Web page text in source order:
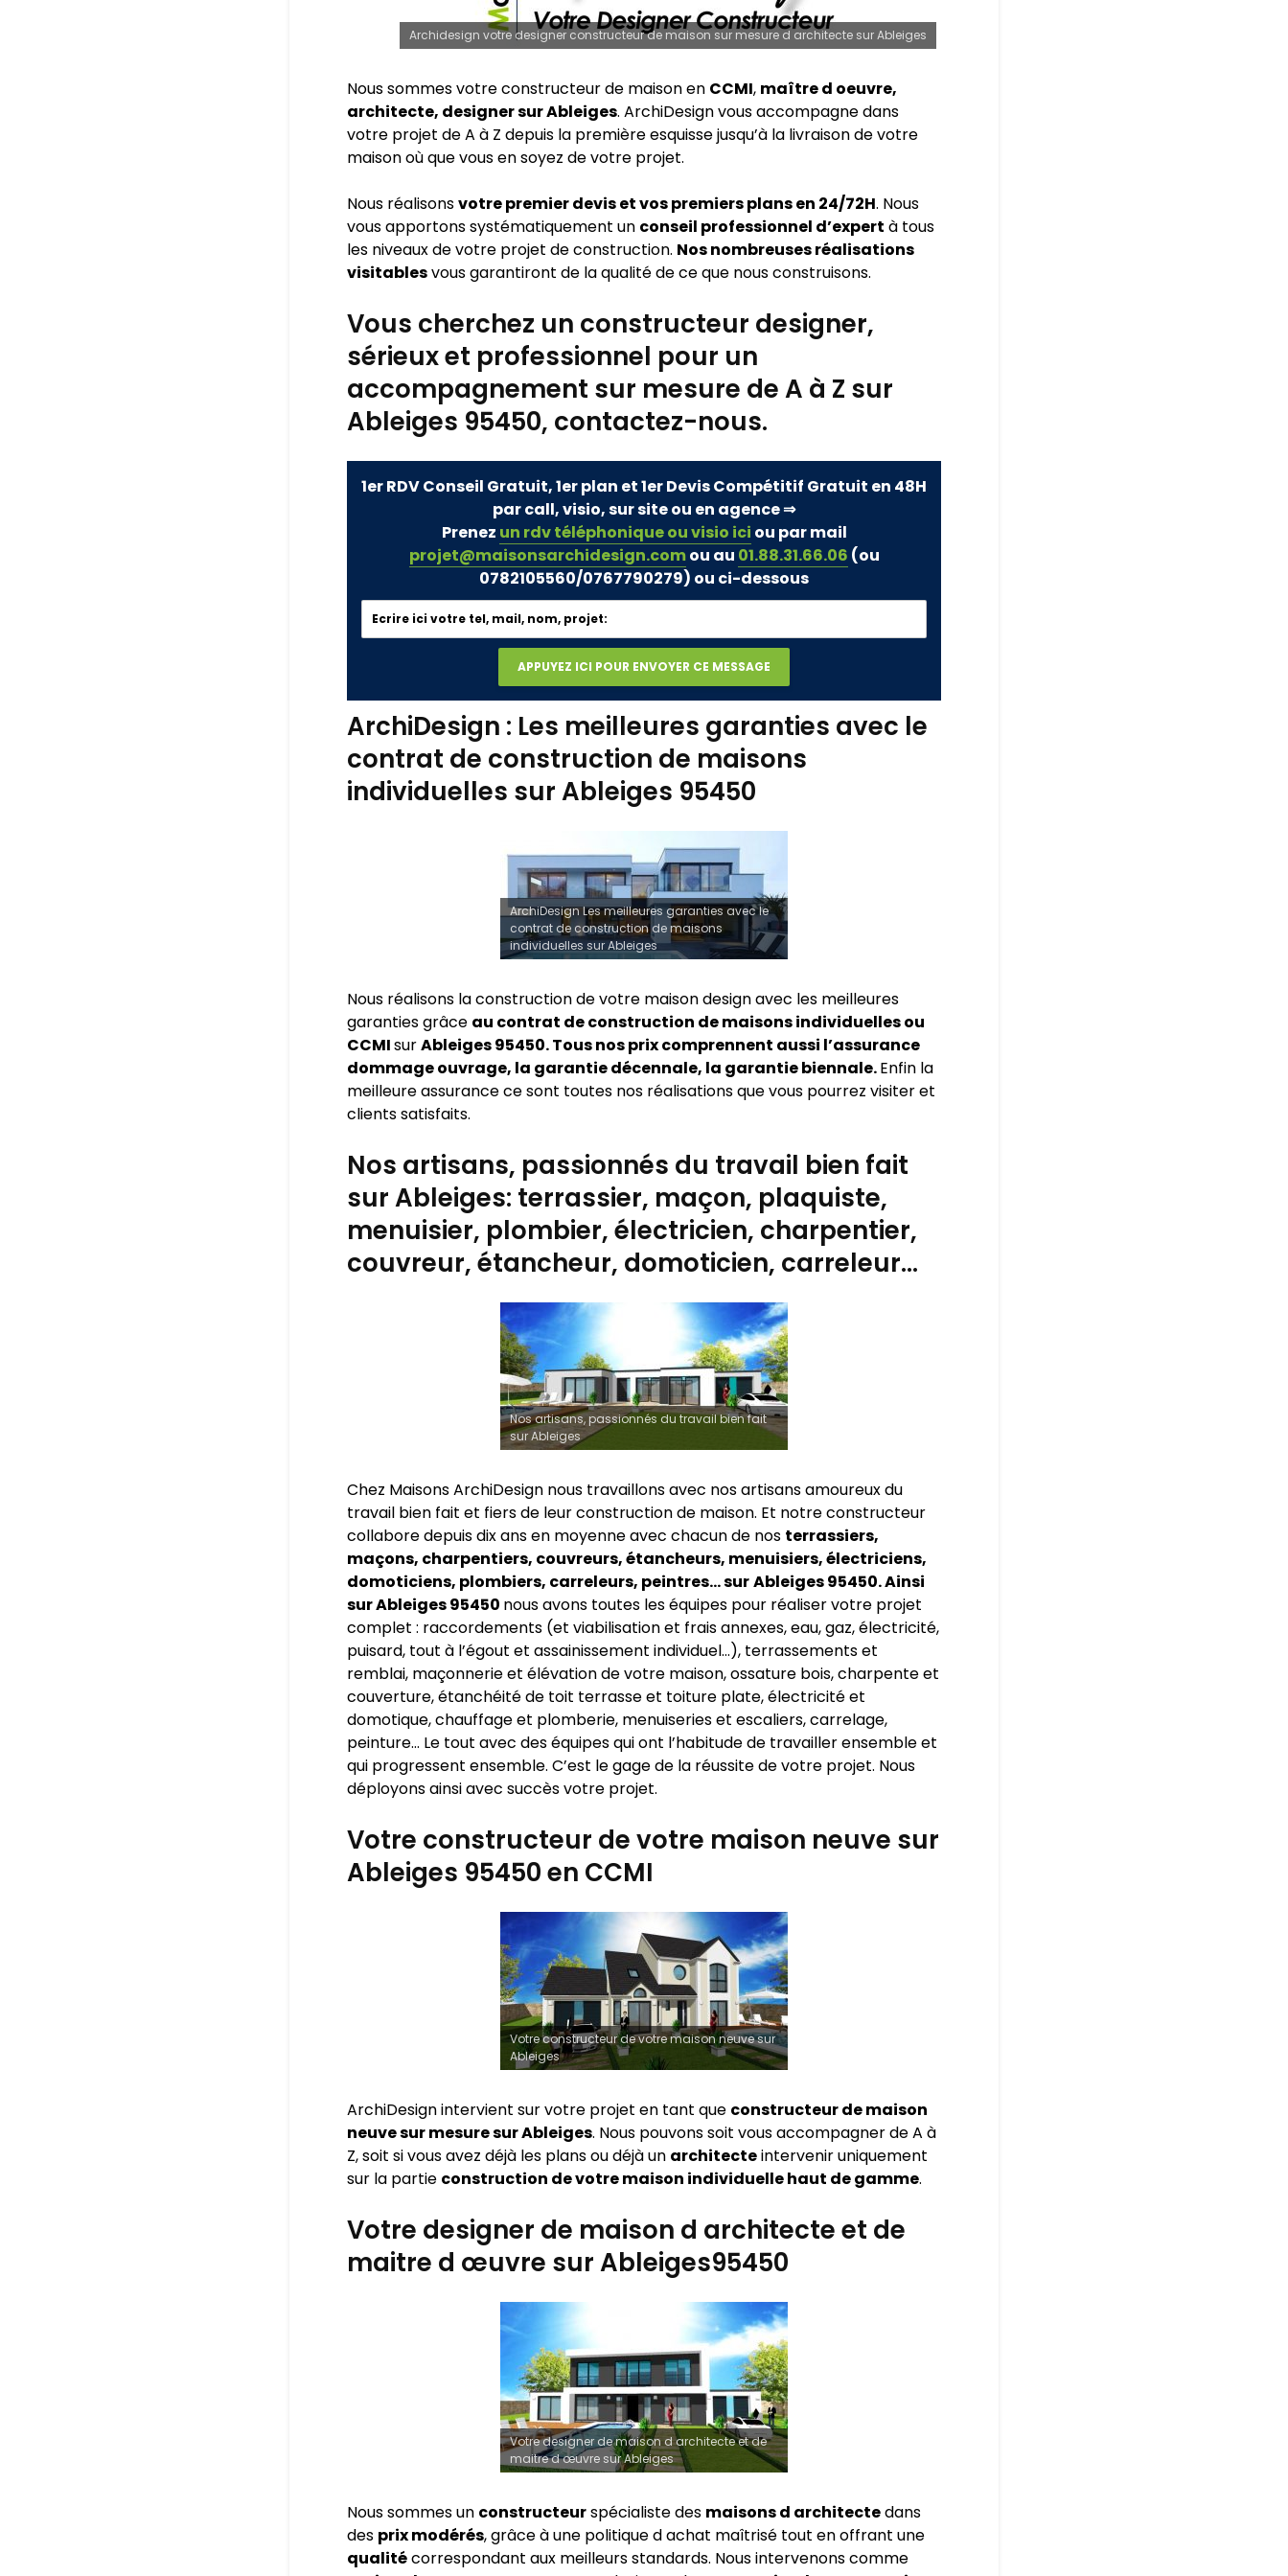
Archidesign votre designer constructeur de maison sur mesure d architecte sur Ableiges
Nous sommes votre constructeur de maison en CCMI, maître d oeuvre,
architecte, designer sur Ableiges. ArchiDesign vous accompagne dans
votre projet de A à Z depuis la première esquisse jusqu’à la livraison de votre
maison où que vous en soyez de votre projet.
Nous réalisonsvotre premier devis et vos premiers plans en 24/72H. Nous
vous apportons systématiquement un conseil professionnel d’expert à tous
les niveaux de votre projet de construction. Nos nombreuses réalisations
visitablesvous garantiront de la qualité de ce que nous construisons.
Vous cherchez un constructeur designer,
sérieux et professionnel pour un
accompagnement sur mesure de A à Z sur
Ableiges 95450, contactez-nous.
1er RDV Conseil Gratuit, 1er plan et 1er Devis Compétitif Gratuit en 48H
par call, visio, sur site ou en agence ⇒
Prenez un rdv téléphonique ou visio ici ou par mail
projet@maisonsarchidesign.comou au 01.88.31.66.06 (ou
0782105560/0767790279) ou ci-dessous
ArchiDesign : Les meilleures garanties avec le
contrat de construction de maisons
individuelles sur Ableiges 95450
ArchiDesign Les meilleures garanties avec le
contrat de construction de maisons
individuelles sur Ableiges
Nous réalisons la construction de votre maison design avec les meilleures
garanties grâce au contrat de construction de maisons individuelles ou
CCMIsurAbleiges 95450. Tous nos prix comprennent aussi l’assurance
dommage ouvrage, la garantie décennale, la garantie biennale.Enfin la
meilleure assurance ce sont toutes nos réalisations que vous pourrez visiter et
clients satisfaits.
Nos artisans, passionnés du travail bien fait
sur Ableiges: terrassier, maçon, plaquiste,
menuisier, plombier, électricien, charpentier,
couvreur, étancheur, domoticien, carreleur…
Nos artisans, passionnés du travail bien fait
sur Ableiges
Chez Maisons ArchiDesign nous travaillons avec nos artisans amoureux du
travail bien fait et fiers de leur construction de maison. Et notre constructeur
collabore depuis dix ans en moyenne avec chacun de nos terrassiers,
maçons, charpentiers, couvreurs, étancheurs, menuisiers, électriciens,
domoticiens, plombiers, carreleurs, peintres… surAbleiges 95450. Ainsi
sur Ableiges 95450 nous avons toutes les équipes pour réaliser votre projet
complet : raccordements (et viabilisation et frais annexes, eau, gaz, électricité,
puisard, tout à l’égout et assainissement individuel…), terrassements et
remblai, maçonnerie et élévation de votre maison, ossature bois, charpente et
couverture, étanchéité de toit terrasse et toiture plate, électricité et
domotique, chauffage et plomberie, menuiseries et escaliers, carrelage,
peinture… Le tout avec des équipes qui ont l’habitude de travailler ensemble et
qui progressent ensemble. C’est le gage de la réussite de votre projet. Nous
déployons ainsi avec succès votre projet.
Votre constructeur de votre maison neuve sur
Ableiges 95450 en CCMI
Votre constructeur de votre maison neuve sur
Ableiges
ArchiDesign intervient sur votre projet en tant que constructeur de maison
neuve sur mesure surAbleiges. Nous pouvons soit vous accompagner de A à
Z, soit si vous avez déjà les plans ou déjà un architecteintervenir uniquement
sur la partie construction de votre maison individuelle haut de gamme.
Votre designer de maison d architecte et de
maitre d œuvre sur Ableiges95450
Votre designer de maison d architecte et de
maitre d œuvre sur Ableiges
Nous sommes un constructeurspécialiste des maisons d architectedans
des prix modérés, grâce à une politique d achat maîtrisé tout en offrant une
qualitécorrespondant aux meilleurs standards. Nous intervenons comme